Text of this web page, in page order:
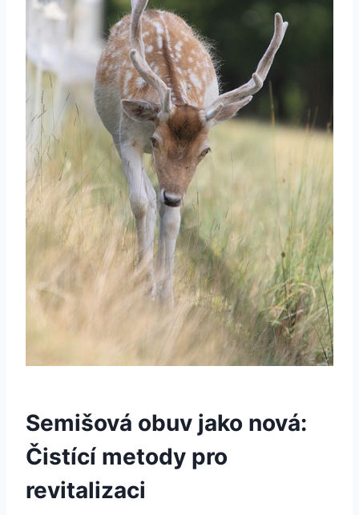
Semišová ⁤obuv⁢ jako ‌nová:
Čistící metody pro
revitalizaci